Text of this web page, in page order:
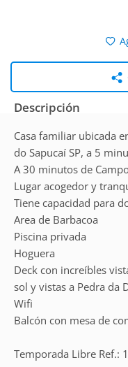
Descripción
Casa familiar ubicada
do Sapucaí SP, a 5
A 30 minutos de
Lugar acogedor y
Tiene capacidad para
Area de Barbacoa
Piscina privada
Hoguera
Deck con increíbles
sol y vistas a Pedra da
Wifi
Balcón con mesa de
Temporada Libre Ref.: